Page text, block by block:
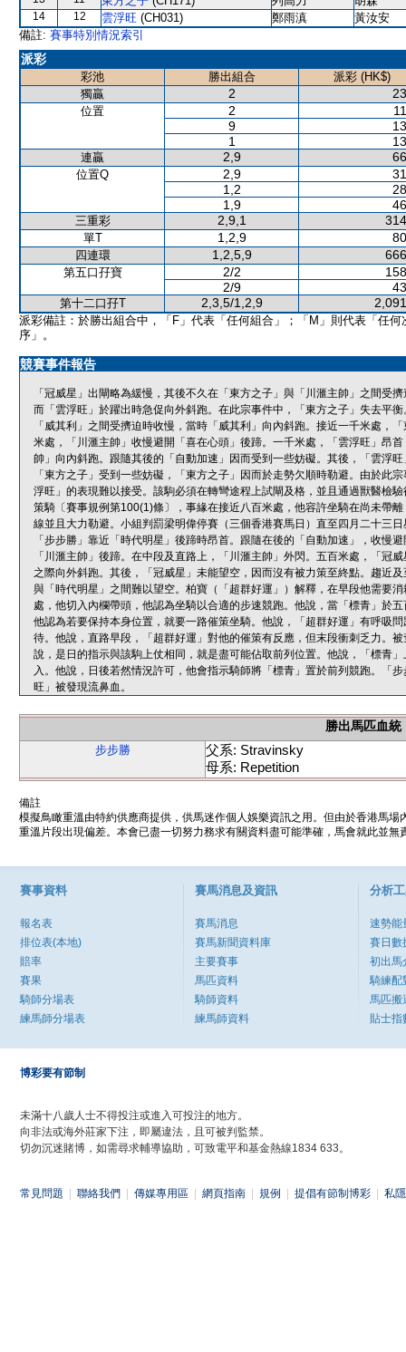
14 12 雲浮旺 (CH031) 鄭雨滇
黃汝安
備註: 賽事特別情況索引
派彩
彩池 勝出組合
派彩 (HK$)
獨贏
2
位置 2
9
1
連贏 2,9
位置Q 2,9
1,2
1,9
三重彩 2,9,1
單T 1,2,9
四連環 1,2,5,9
第五口孖寶 2/2
2/9
第十二口孖T 2,3,5/1,2,9
派彩備註：於勝出組合中，「F」代表「任何組合」；「M」則代表「任何
序」。
競賽事件報告
「冠威星」出閘略為緩慢，其後不久在「東方之子」與「川滙主帥」之間受
而「雲浮旺」於躍出時急促向外斜跑。在此宗事件中，「東方之子」失去平
「威其利」之間受擠迫時收慢，當時「威其利」向內斜跑。接近一千米處，
米處，「川滙主帥」收慢避開「喜在心頭」後蹄。一千米處，「雲浮旺」昂
帥」向內斜跑。跟隨其後的「自動加速」因而受到一些妨礙。其後，「雲浮
「東方之子」受到一些妨礙，「東方之子」因而於走勢欠順時勒避。由於此
浮旺」的表現難以接受。該駒必須在轉彎途程上試閘及格，並且通過獸醫檢
策騎〔賽事規例第100(1)條〕，事緣在接近八百米處，他容許坐騎在尚未帶
線並且大力勒避。小組判罰梁明偉停賽（三個香港賽馬日）直至四月二十三
「步步勝」靠近「時代明星」後蹄時昂首。跟隨在後的「自動加速」，收慢
「川滙主帥」後蹄。在中段及直路上，「川滙主帥」外閃。五百米處，「冠
之際向外斜跑。其後，「冠威星」未能望空，因而沒有被力策至終點。趨近
與「時代明星」之間難以望空。柏寶（「超群好運」）解釋，在早段他需要
處，他切入內欄帶頭，他認為坐騎以合適的步速競跑。他說，當「標青」於
他認為若要保持本身位置，就要一路催策坐騎。他說，「超群好運」有呼吸
待。他說，直路早段，「超群好運」對他的催策有反應，但末段衝刺乏力。
說，是日的指示與該駒上仗相同，就是盡可能佔取前列位置。他說，「標青
入。他說，日後若然情況許可，他會指示騎師將「標青」置於前列競跑。「
旺」被發現流鼻血。
勝出馬匹血統
步步勝
父系: Stravinsky
母系: Repetition
備註
模擬鳥瞰重溫由特約供應商提供，供馬迷作個人娛樂資訊之用。但由於香港馬
重溫片段出現偏差。本會已盡一切努力務求有關資料盡可能準確，馬會就此並
賽事資料
報名表
排位表(本地)
賠率
賽果
騎師分場表
練馬師分場表
賽馬消息及資訊
賽馬消息
賽馬新聞資料庫
主要賽事
馬匹資料
騎師資料
練馬師資料
分析
速勢能
賽日數
初出馬
騎練配
馬匹搬
貼士指
博彩要有節制
未滿十八歲人士不得投注或進入可投注的地方。
向非法或海外莊家下注，即屬違法，且可被判監禁。
切勿沉迷賭博，如需尋求輔導協助，可致電平和基金熱線1834 633。
常見問題 聯絡我們 傳媒專用區 網頁指南 規例 提倡有節制博彩 私